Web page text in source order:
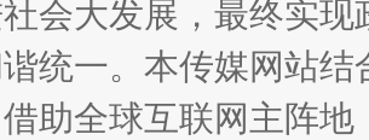
会大发展，最终实
统一。本传媒网站
助全球互联网主阵